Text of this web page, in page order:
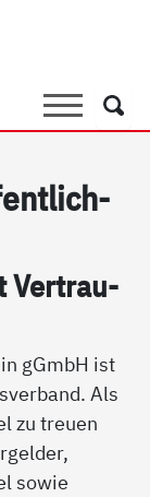
SucheSuche
Ver­trau­
gGmbH ist
Als
zu treuen
sowie